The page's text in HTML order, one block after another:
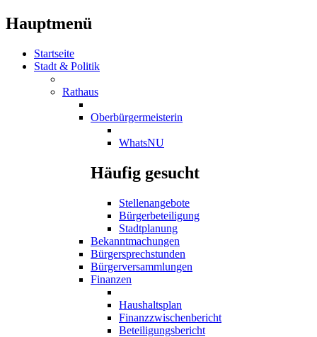
Hauptmenü
Startseite
Stadt & Politik
Rathaus
Oberbürgermeisterin
WhatsNU
Häufig gesucht
Stellenangebote
Bürgerbeteiligung
Stadtplanung
Bekanntmachungen
Bürgersprechstunden
Bürgerversammlungen
Finanzen
Haushaltsplan
Finanzzwischenbericht
Beteiligungsbericht